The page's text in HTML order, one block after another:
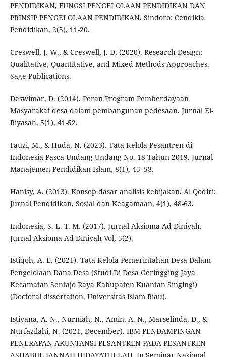
PENDIDIKAN, FUNGSI PENGELOLAAN PENDIDIKAN DAN
PRINSIP PENGELOLAAN PENDIDIKAN. Sindoro: Cendikia
Pendidikan, 2(5), 11-20.
Creswell, J. W., & Creswell, J. D. (2020). Research Design:
Qualitative, Quantitative, and Mixed Methods Approaches.
Sage Publications.
Deswimar, D. (2014). Peran Program Pemberdayaan
Masyarakat desa dalam pembangunan pedesaan. Jurnal El-
Riyasah, 5(1), 41-52.
Fauzi, M., & Huda, N. (2023). Tata Kelola Pesantren di
Indonesia Pasca Undang-Undang No. 18 Tahun 2019. Jurnal
Manajemen Pendidikan Islam, 8(1), 45–58.
Hanisy, A. (2013). Konsep dasar analisis kebijakan. Al Qodiri:
Jurnal Pendidikan, Sosial dan Keagamaan, 4(1), 48-63.
Indonesia, S. L. T. M. (2017). Jurnal Aksioma Ad-Diniyah.
Jurnal Aksioma Ad-Diniyah Vol, 5(2).
Istiqoh, A. E. (2021). Tata Kelola Pemerintahan Desa Dalam
Pengelolaan Dana Desa (Studi Di Desa Geringging Jaya
Kecamatan Sentajo Raya Kabupaten Kuantan Singingi)
(Doctoral dissertation, Universitas Islam Riau).
Istiyana, A. N., Nurniah, N., Amin, A. N., Marselinda, D., &
Nurfazilahi, N. (2021, December). IBM PENDAMPINGAN
PENERAPAN AKUNTANSI PESANTREN PADA PESANTREN